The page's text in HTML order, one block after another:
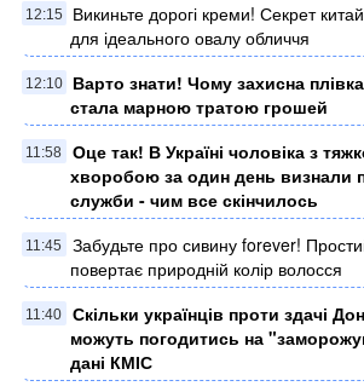
12:15
Викиньте дорогі креми! Секрет
для ідеального овалу обличчя
12:10
Варто знати! Чому захисна
стала марною тратою грошей
11:58
Оце так! В Україні чоловіка з
хворобою за один день визнали
служби - чим все скінчилось
11:45
Забудьте про сивину forever!
повертає природній колір волосся
11:40
Скільки українців проти здачі
можуть погодитись на
дані КМІС